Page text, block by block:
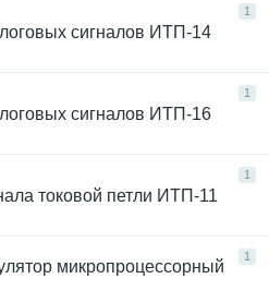
1
сигналов ИТП-14
1
сигналов ИТП-16
1
токовой петли ИТП-11
1
микропроцессорный